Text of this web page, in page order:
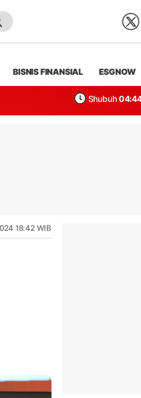
BISNIS FINANSIAL ESGNOW
Shubuh
18:42 WIB